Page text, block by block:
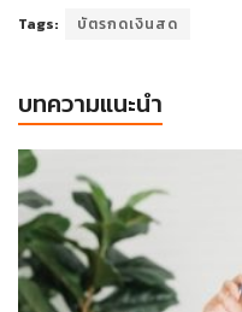
Tags: บัตรกดเงินสด
บทความแนะนำ